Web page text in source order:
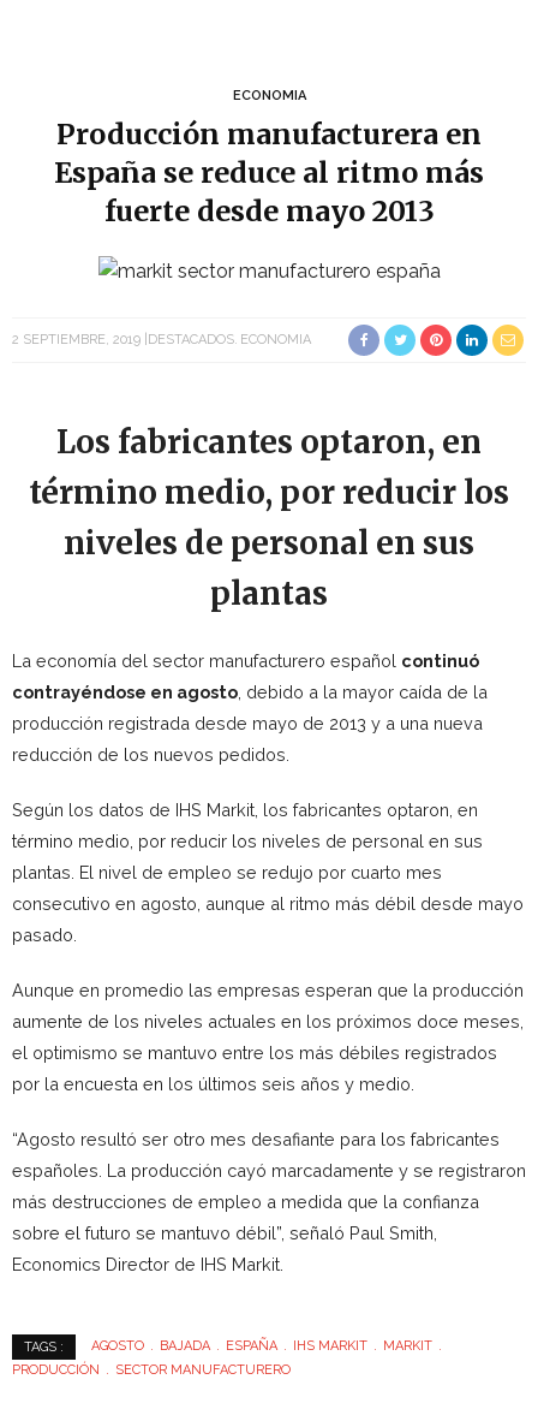
ECONOMIA
Producción manufacturera en
España se reduce al ritmo más
fuerte desde mayo 2013
2 SEPTIEMBRE, 2019 DESTACADOS ECONOMIA
Los fabricantes optaron, en
término medio, por reducir los
niveles de personal en sus
plantas
La economía del sector manufacturero español continuó
contrayéndose en agosto , debido a la mayor caída de la
producción registrada desde mayo de 2013 y a una nueva
reducción de los nuevos pedidos.
Según los datos de IHS Markit, los fabricantes optaron, en
término medio, por reducir los niveles de personal en sus
plantas. El nivel de empleo se redujo por cuarto mes
consecutivo en agosto, aunque al ritmo más débil desde mayo
pasado.
Aunque en promedio las empresas esperan que la producción
aumente de los niveles actuales en los próximos doce meses,
el optimismo se mantuvo entre los más débiles registrados
por la encuesta en los últimos seis años y medio.
“Agosto resultó ser otro mes desafiante para los fabricantes
españoles. La producción cayó marcadamente y se registraron
más destrucciones de empleo a medida que la confianza
sobre el futuro se mantuvo débil”, señaló Paul Smith,
Economics Director de IHS Markit.
TAGS : AGOSTO BAJADA ESPAÑA IHS MARKIT
MARKIT
PRODUCCIÓN
SECTOR MANUFACTURERO